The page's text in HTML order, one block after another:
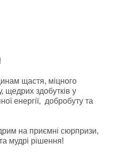
щастя, міцного
щедрих здобутків у
енергії, добробуту та
на приємні сюрпризи,
мудрі рішення!